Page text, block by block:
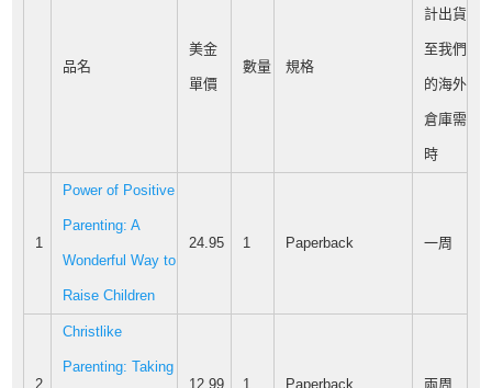
品名
美金
單價
數量 規格
計出貨
至我們
的海外
倉庫需
時
1
Power of Positive
Parenting: A
Wonderful Way to
Raise Children
24.95 1 Paperback 一周
2
Christlike
Parenting: Taking
12.99 1 Paperback 兩周